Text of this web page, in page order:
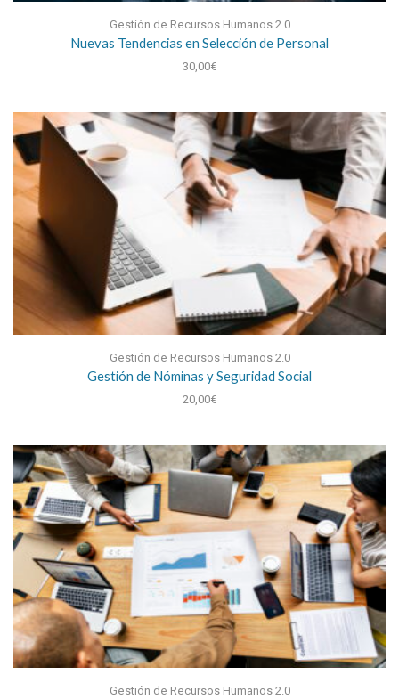
Gestión de Recursos Humanos 2.0
Nuevas Tendencias en Selección de Personal
30,00€
Gestión de Recursos Humanos 2.0
Gestión de Nóminas y Seguridad Social
20,00€
Gestión de Recursos Humanos 2.0